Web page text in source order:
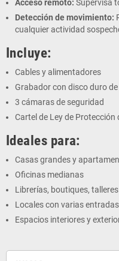
Acceso remoto: Supervisa
Detección de movimiento:
cualquier actividad
Incluye:
Cables y alimentadores
Grabador con disco duro de
3 cámaras de seguridad
Cartel de Ley de Protección
Ideales para:
Casas grandes y
Oficinas medianas
Librerías, boutiques,
Locales con varias entradas
Espacios interiores y